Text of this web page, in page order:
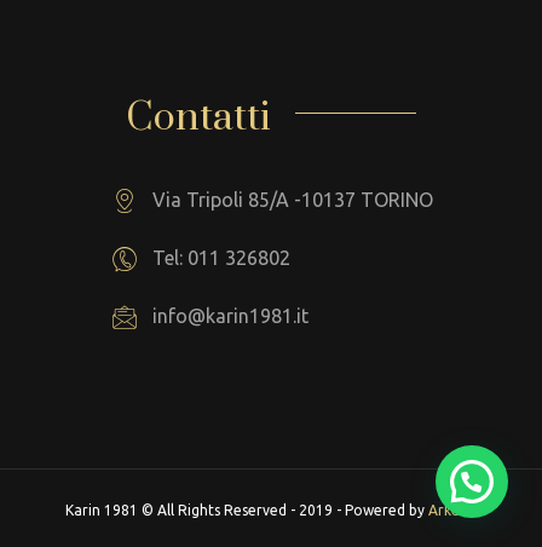
Contatti
Via Tripoli 85/A -10137 TORINO
Tel: 011 326802
info@karin1981.it
Karin 1981 © All Rights Reserved - 2019 - Powered by Arkeba